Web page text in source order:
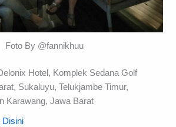
Foto By @fannikhuu
Hotel, Komplek Sedana Golf
Sukaluyu, Telukjambe Timur,
Karawang, Jawa Barat
Disini